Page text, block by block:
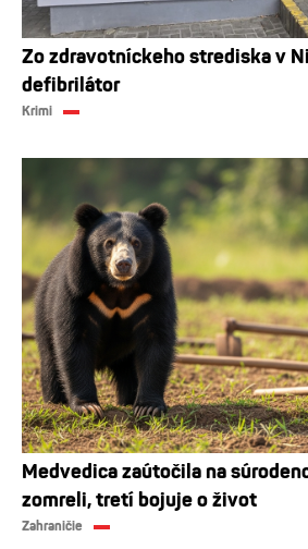
Zo zdravotníckeho strediska v
defibrilátor
Krimi
Medvedica zaútočila na
zomreli, tretí bojuje o život
Zahraničie